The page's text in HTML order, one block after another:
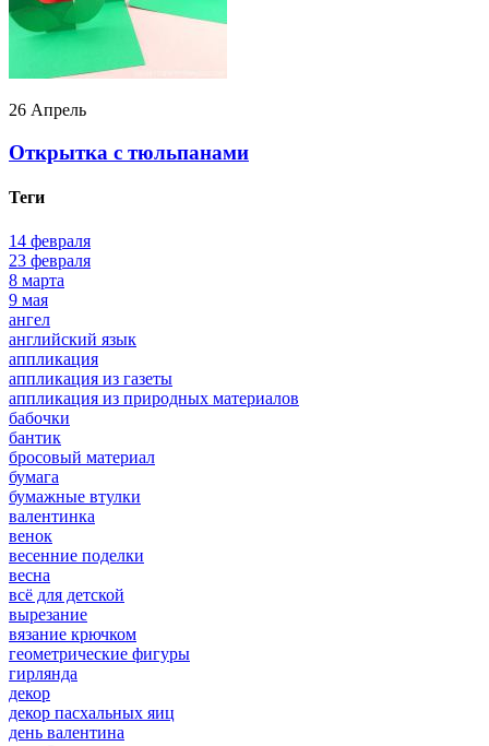
26 Апрель
Открытка с тюльпанами
Теги
14 февраля
23 февраля
8 марта
9 мая
ангел
английский язык
аппликация
аппликация из газеты
аппликация из природных материалов
бабочки
бантик
бросовый материал
бумага
бумажные втулки
валентинка
венок
весенние поделки
весна
всё для детской
вырезание
вязание крючком
геометрические фигуры
гирлянда
декор
декор пасхальных яиц
день валентина